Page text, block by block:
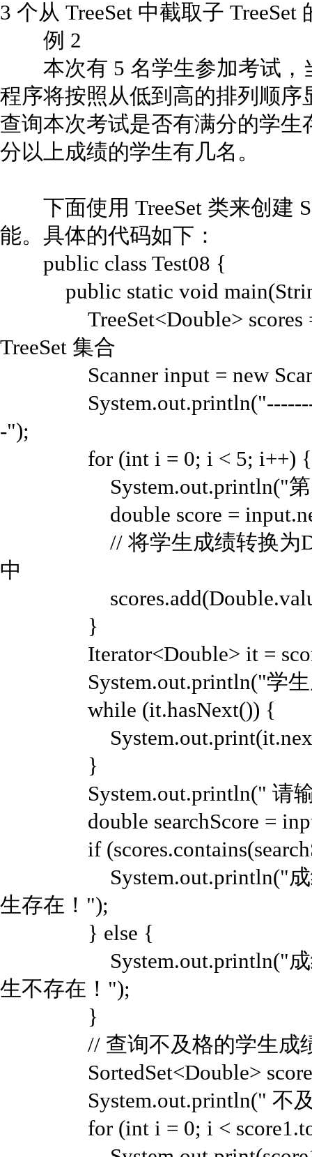
3 个从 TreeSet 中截取子 TreeSet
例 2
本次有 5 名学生参加考试，
程序将按照从低到高的排列顺
查询本次考试是否有满分的学
分以上成绩的学生有几名。
下面使用 TreeSet 类来创建
能。具体的代码如下：
public class Test08 {
public static void
TreeSet<Double> scores =
TreeSet 集合
Scanner input = new
-");
for (int i = 0; i < 5; i++) {
System.out.println("第" +
double score =
// 将学生成绩转换为
中
}
Iterator<Double> it =
System.out.println("学生成
while (it.hasNext()) {
}
System.out.println(" 请输
double searchScore =
if
System.out.println("成绩为
生存在！");
} else {
System.out.println("成绩为
生不存在！");
}
// 查询不及格的学生成
SortedSet<Double> score1
System.out.println(" 不及
for (int i = 0; i <